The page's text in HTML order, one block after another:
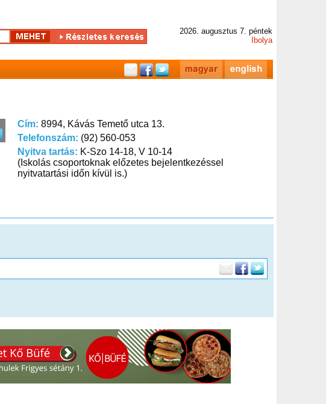
2026. augusztus 7. péntek
Ibolya
Cím: 8994, Kávás Temető utca 13.
Telefonszám: (92) 560-053
Nyitva tartás: K-Szo 14-18, V 10-14
(Iskolás csoportoknak előzetes bejelentkezéssel
nyitvatartási időn kívül is.)